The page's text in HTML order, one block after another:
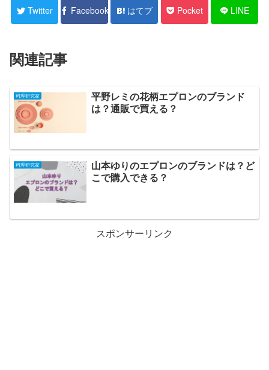
Twitter Facebook はてブ Pocket LINE
関連記事
料理研究家
平野レミの花柄エプロンのブランド
は？通販で買える？
料理研究家
山本ゆりのエプロンのブランドは？ど
こで購入できる？
スポンサーリンク